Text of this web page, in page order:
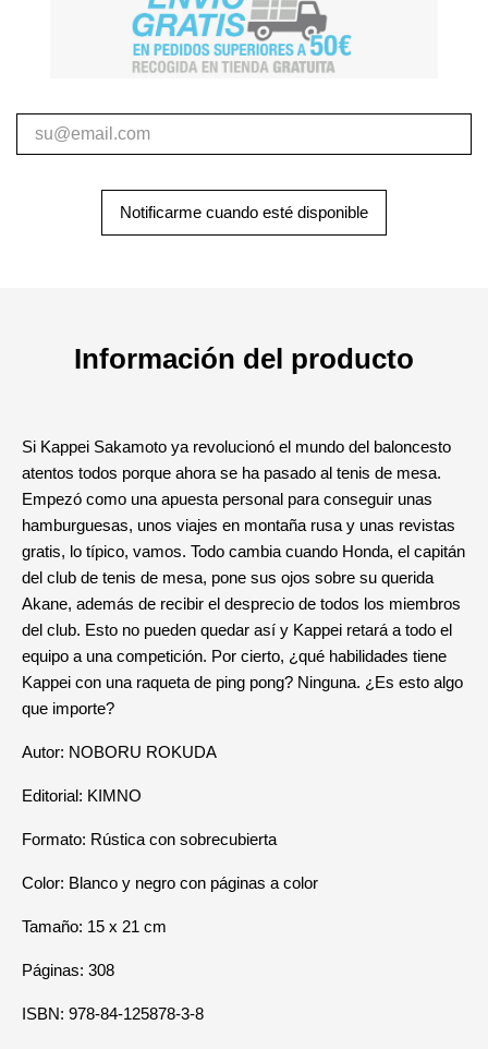
Notificarme cuando esté disponible
Información del producto
Si Kappei Sakamoto ya revolucionó el mundo del baloncesto
atentos todos porque ahora se ha pasado al tenis de mesa.
Empezó como una apuesta personal para conseguir unas
hamburguesas, unos viajes en montaña rusa y unas revistas
gratis, lo típico, vamos. Todo cambia cuando Honda, el capitán
del club de tenis de mesa, pone sus ojos sobre su querida
Akane, además de recibir el desprecio de todos los miembros
del club. Esto no pueden quedar así y Kappei retará a todo el
equipo a una competición. Por cierto, ¿qué habilidades tiene
Kappei con una raqueta de ping pong? Ninguna. ¿Es esto algo
que importe?
Autor: NOBORU ROKUDA
Editorial: KIMNO
Formato: Rústica con sobrecubierta
Color: Blanco y negro con páginas a color
Tamaño: 15 x 21 cm
Páginas: 308
ISBN: 978-84-125878-3-8